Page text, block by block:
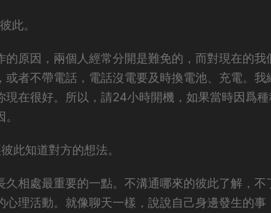
此。
的原因，兩個人經常分開是難免的，而對現在的我
或者不帶電話，電話沒電要及時換電池、充電。
現在很好。所以，請24小時開機，如果當時因爲
此知道對方的想法。
久相處最重要的一點。不溝通哪來的彼此了解，
心理活動。就像聊天一樣，說說自己身邊發生的